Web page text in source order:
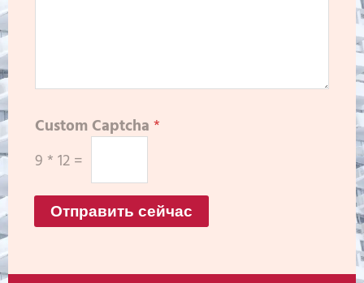
Custom Captcha *
9 * 12 =
Отправить сейчас